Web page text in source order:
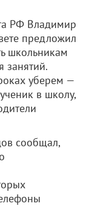
РФ Владимир
предложил
школьникам
занятий.
уберем —
в школу,
сообщал,